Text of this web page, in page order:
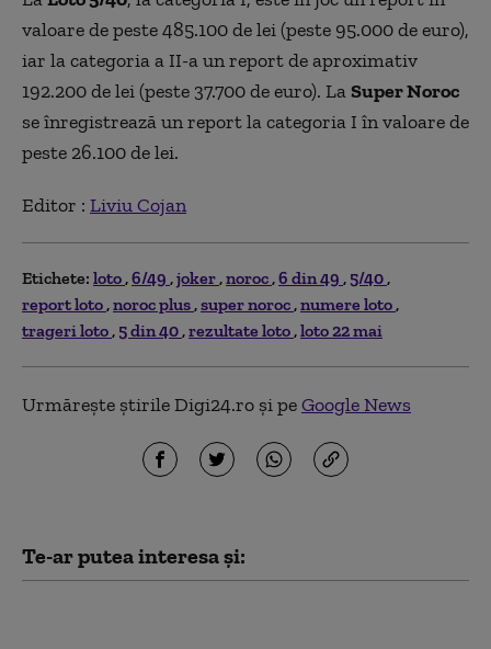
valoare de peste 485.100 de lei (peste 95.000 de euro),
iar la categoria a II-a un report de aproximativ
192.200 de lei (peste 37.700 de euro). LaSuper Noroc
se înregistrează un report la categoria I în valoare de
peste 26.100 de lei.
Editor : Liviu Cojan
Etichete: loto 6/49 joker noroc 6 din 49 5/40
report loto noroc plus super noroc numere loto
trageri loto 5 din 40 rezultate loto loto 22 mai
Urmărește știrile Digi24.ro și peGoogle News
Te-ar putea interesa și: